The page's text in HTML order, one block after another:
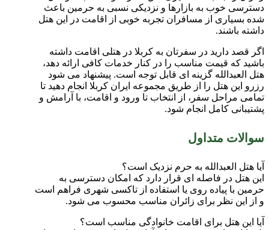
دسترسی خوب به بازارها و نزدیکی نسبی به حرمین باعث
شده بسیاری از مسافران تجربه خوبی از اقامت در این هتل
داشته باشند.
اگر قصد دارید در سفرتان به کربلا در هتلی اقامت داشته
باشید که قیمت مناسب را در کنار خدمات کافی ارائه دهد،
هتل العبدالله گزینه ای قابل توجه است. پیشنهاد می شود
رزرو این هتل را از طریق مجموعه ایران کربلا انجام دهید تا
تمامی مراحل سفر، از انتخاب تا ورود و اقامت، با آرامش و
پشتیبانی کامل انجام شود.
سوالات متداول
آیا هتل العبدالله به حرم نزدیک است؟
این هتل در فاصله ای قرار دارد که امکان دسترسی به
حرمین با پیاده روی یا استفاده از تاکسی شهری فراهم است
و از این نظر برای زائران مناسب محسوب می شود.
آیا این هتل برای اقامت خانوادگی مناسب است؟